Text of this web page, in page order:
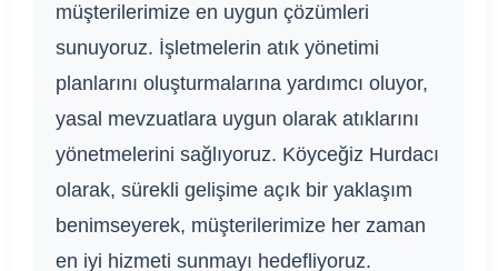
müşterilerimize en uygun çözümleri
sunuyoruz. İşletmelerin atık yönetimi
planlarını oluşturmalarına yardımcı oluyor,
yasal mevzuatlara uygun olarak atıklarını
yönetmelerini sağlıyoruz. Köyceğiz Hurdacı
olarak, sürekli gelişime açık bir yaklaşım
benimseyerek, müşterilerimize her zaman
en iyi hizmeti sunmayı hedefliyoruz.